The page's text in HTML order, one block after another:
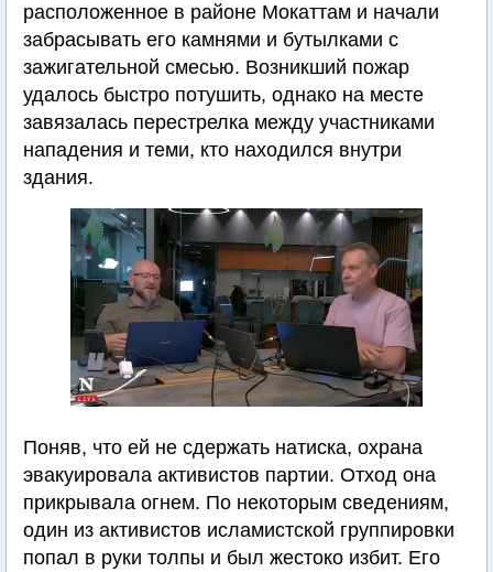
расположенное в районе Мокаттам и начали
забрасывать его камнями и бутылками с
зажигательной смесью. Возникший пожар
удалось быстро потушить, однако на месте
завязалась перестрелка между участниками
нападения и теми, кто находился внутри
здания.
Поняв, что ей не сдержать натиска, охрана
эвакуировала активистов партии. Отход она
прикрывала огнем. По некоторым сведениям,
один из активистов исламистской группировки
попал в руки толпы и был жестоко избит. Его